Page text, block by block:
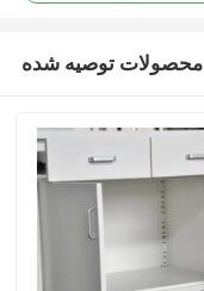
محصولات توصیه شده